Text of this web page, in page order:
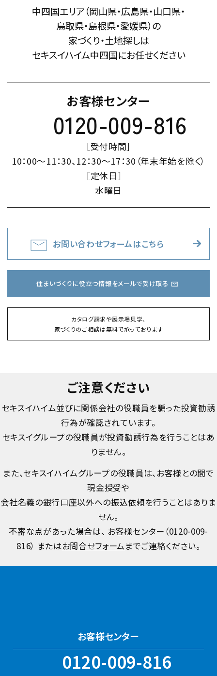
中四国エリア（岡山県・広島県・山口県・
鳥取県・島根県・愛媛県）の
家づくり・土地探しは
セキスイハイム中四国にお任せください
お客様センター
0120-009-816
［受付時間］
10：00～11：30、12：30～17：30（年末年始を除く）
［定休日］
水曜日
お問い合わせフォームはこちら
住まいづくりに役立つ情報をメールで受け取る
カタログ請求や展示場見学、
家づくりのご相談は無料で承っております
ご注意ください
セキスイハイム並びに関係会社の役職員を騙った投資勧誘
行為が確認されています。
セキスイグループの役職員が投資勧誘行為を行うことはあ
りません。
また、セキスイハイムグループの役職員は、お客様との間で
現金授受や
会社名義の銀行口座以外への振込依頼を行うことはありま
せん。
不審な点があった場合は、 お客様センター（0120-009-
816） またはお問合せフォームまでご連絡ください。
お客様センター
0120-009-816